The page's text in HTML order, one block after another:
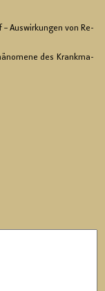
– Aus­wir­kun­gen von Re­
des Krank­ma­